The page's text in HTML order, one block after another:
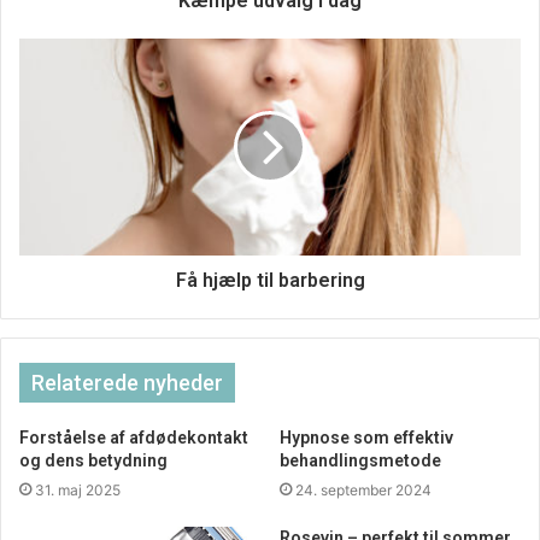
Få hjælp til barbering
Relaterede nyheder
Forståelse af afdødekontakt
og dens betydning
31. maj 2025
Hypnose som effektiv
behandlingsmetode
24. september 2024